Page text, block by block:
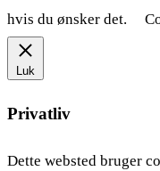
hvis du ønsker det.
Luk
Privatliv
Dette websted bruger